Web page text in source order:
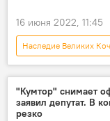
16 июня 2022, 11:45
Наследие Великих
Женишбек Токторбаев
аренда
офис
возмущение
"Кумтор" снимает
заявил депутат. В
резко